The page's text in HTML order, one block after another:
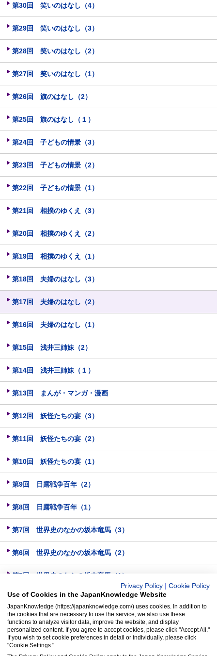
第30回 笑いのはなし（4）
第29回 笑いのはなし（3）
第28回 笑いのはなし（2）
第27回 笑いのはなし（1）
第26回 旗のはなし（2）
第25回 旗のはなし（１）
第24回 子どもの情景（3）
第23回 子どもの情景（2）
第22回 子どもの情景（1）
第21回 相撲のゆくえ（3）
第20回 相撲のゆくえ（2）
第19回 相撲のゆくえ（1）
第18回 夫婦のはなし（3）
第17回 夫婦のはなし（2）
第16回 夫婦のはなし（1）
第15回 浅井三姉妹（2）
第14回 浅井三姉妹（１）
第13回 まんが・マンガ・漫画
第12回 妖怪たちの宴（3）
第11回 妖怪たちの宴（2）
第10回 妖怪たちの宴（1）
第9回 日露戦争百年（2）
第8回 日露戦争百年（1）
第7回 世界史のなかの坂本竜馬（3）
第6回 世界史のなかの坂本竜馬（2）
第5回 世界史のなかの坂本竜馬（1）
第4回 新撰組（4）
第3回 新撰組（3）
第2回 新撰組（2）
Privacy Policy
Cookie Policy
Use of Cookies in the JapanKnowledge Website
JapanKnowledge (https://japanknowledge.com/) uses cookies. In addition to
the cookies that are necessary to use the service, we also use these
functions to analyze visitor data, improve the website, and display
personalized content. If you agree to accept cookies, please click "Accept All."
If you wish to set cookie preferences in detail or individually, please click
"Cookie Settings."